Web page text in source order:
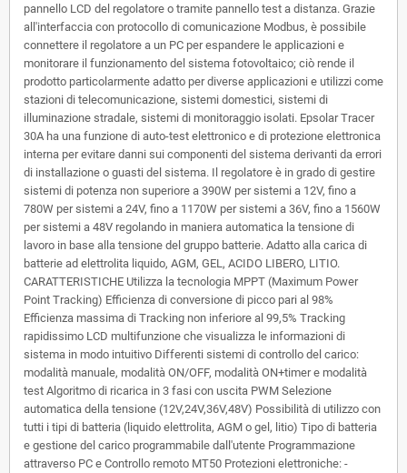
pannello LCD del regolatore o tramite pannello test a distanza. Grazie
all'interfaccia con protocollo di comunicazione Modbus, è possibile
connettere il regolatore a un PC per espandere le applicazioni e
monitorare il funzionamento del sistema fotovoltaico; ciò rende il
prodotto particolarmente adatto per diverse applicazioni e utilizzi come
stazioni di telecomunicazione, sistemi domestici, sistemi di
illuminazione stradale, sistemi di monitoraggio isolati. Epsolar Tracer
30A ha una funzione di auto-test elettronico e di protezione elettronica
interna per evitare danni sui componenti del sistema derivanti da errori
di installazione o guasti del sistema. Il regolatore è in grado di gestire
sistemi di potenza non superiore a 390W per sistemi a 12V, fino a
780W per sistemi a 24V, fino a 1170W per sistemi a 36V, fino a 1560W
per sistemi a 48V regolando in maniera automatica la tensione di
lavoro in base alla tensione del gruppo batterie. Adatto alla carica di
batterie ad elettrolita liquido, AGM, GEL, ACIDO LIBERO, LITIO.
CARATTERISTICHE Utilizza la tecnologia MPPT (Maximum Power
Point Tracking) Efficienza di conversione di picco pari al 98%
Efficienza massima di Tracking non inferiore al 99,5% Tracking
rapidissimo LCD multifunzione che visualizza le informazioni di
sistema in modo intuitivo Differenti sistemi di controllo del carico:
modalità manuale, modalità ON/OFF, modalità ON+timer e modalità
test Algoritmo di ricarica in 3 fasi con uscita PWM Selezione
automatica della tensione (12V,24V,36V,48V) Possibilità di utilizzo con
tutti i tipi di batteria (liquido elettrolita, AGM o gel, litio) Tipo di batteria
e gestione del carico programmabile dall'utente Programmazione
attraverso PC e Controllo remoto MT50 Protezioni elettroniche: -